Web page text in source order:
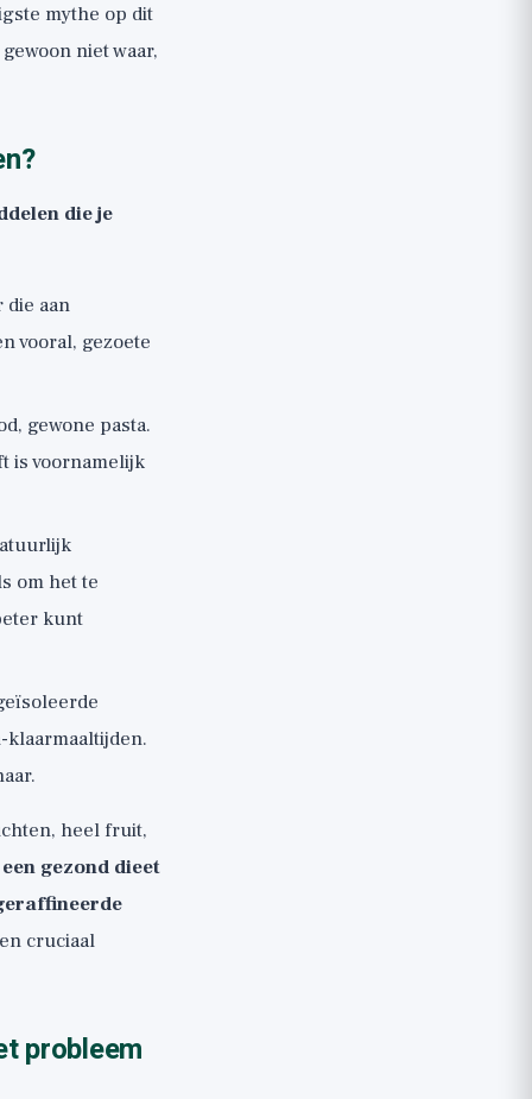
mythe op dit
niet waar,
die je
aan
vooral, gezoete
gewone pasta.
is voornamelijk
om het te
kunt
klaarmaaltijden.
heel fruit,
gezond dieet
cruciaal
probleem